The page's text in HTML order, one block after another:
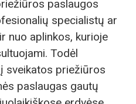
paslaugos
specialistų ar
nuo aplinkos, kurioje
Todėl
sveikatos priežiūros
paslaugas gautų